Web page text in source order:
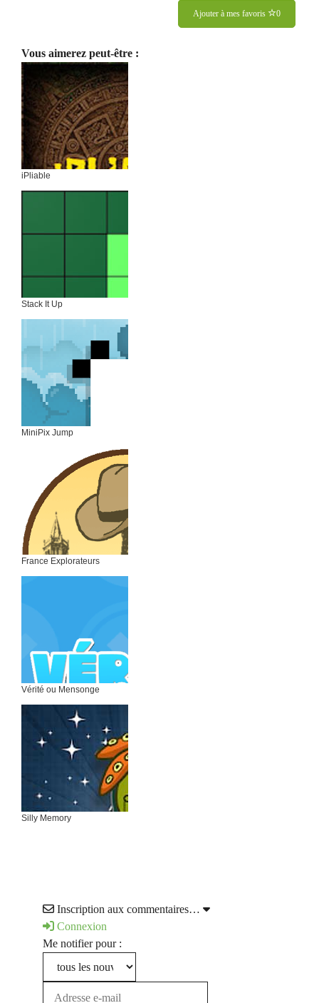
Ajouter à mes favoris 0
Vous aimerez peut-être :
iPliable
Stack It Up
MiniPix Jump
France Explorateurs
Vérité ou Mensonge
Silly Memory
Inscription aux commentaires…
Connexion
Me notifier pour :